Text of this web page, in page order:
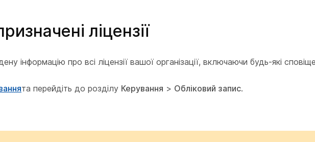
ліцензії
інформацію про всі ліцензії вашої організації, включаючи будь-які
та перейдіть до розділу Керування > Обліковий запис.